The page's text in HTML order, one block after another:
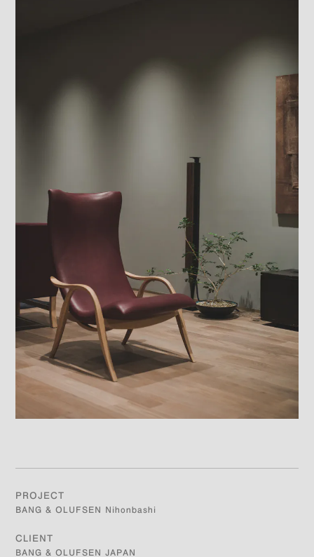
PROJECT
BANG & OLUFSEN Nihonbashi
CLIENT
BANG & OLUFSEN JAPAN